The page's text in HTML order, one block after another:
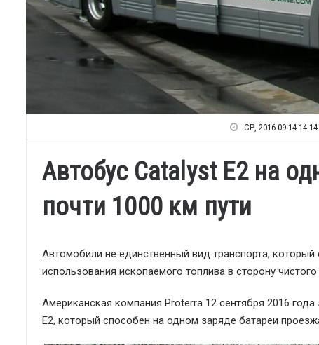
СР, 2016-09-14 14:14
Автобус Catalyst Е2 на
почти 1000 км пути
Автомобили не единственный вид транспорта,
использования ископаемого топлива в сторону
Американская компания Proterra 12 сентября 2016
Е2, который способен на одном заряде батареи